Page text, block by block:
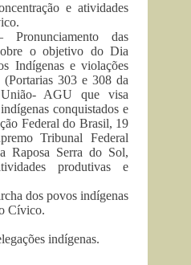
e atividades
das
o objetivo do Dia
Indígenas e violações
303 e 308 da
AGU que visa
conquistados e
Federal do Brasil, 19
Tribunal Federal
Raposa Serra do Sol,
produtivas e
dos povos indígenas
Cívico.
indígenas.